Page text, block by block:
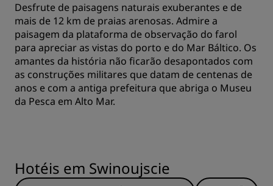
Desfrute de paisagens naturais exuberantes e de
mais de 12 km de praias arenosas. Admire a
paisagem da plataforma de observação do farol
para apreciar as vistas do porto e do Mar Báltico. Os
amantes da história não ficarão desapontados com
as construções militares que datam de centenas de
anos e com a antiga prefeitura que abriga o Museu
da Pesca em Alto Mar.
Hotéis em Swinoujscie